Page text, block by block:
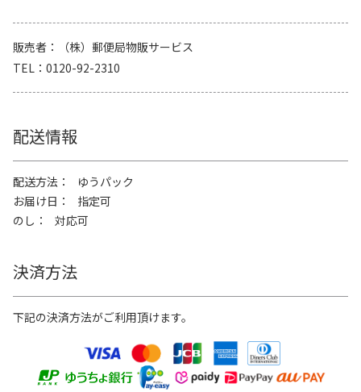
販売者
（株）郵便局物販サービス
TEL
0120-92-2310
配送情報
配送方法
ゆうパック
お届け日
指定可
のし
対応可
決済方法
下記の決済方法がご利用頂けます。